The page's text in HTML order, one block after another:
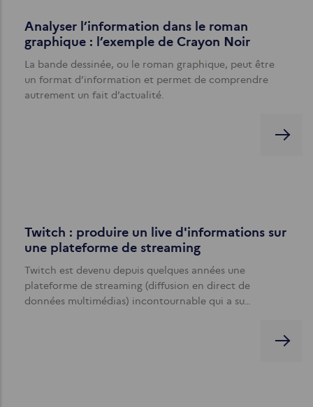
Analyser l’information dans le roman
graphique : l’exemple de Crayon Noir
La bande dessinée, ou le roman graphique, peut être
un format d’information et permet de comprendre
autrement un fait d’actualité.
Twitch : produire un live d'informations sur
une plateforme de streaming
Twitch est devenu depuis quelques années une
plateforme de streaming (diffusion en direct de
données multimédias) incontournable qui a su…